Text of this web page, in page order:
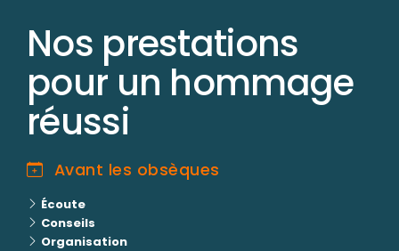
Nos prestations
pour un hommage
réussi
Avant les obsèques
Écoute
Conseils
Organisation